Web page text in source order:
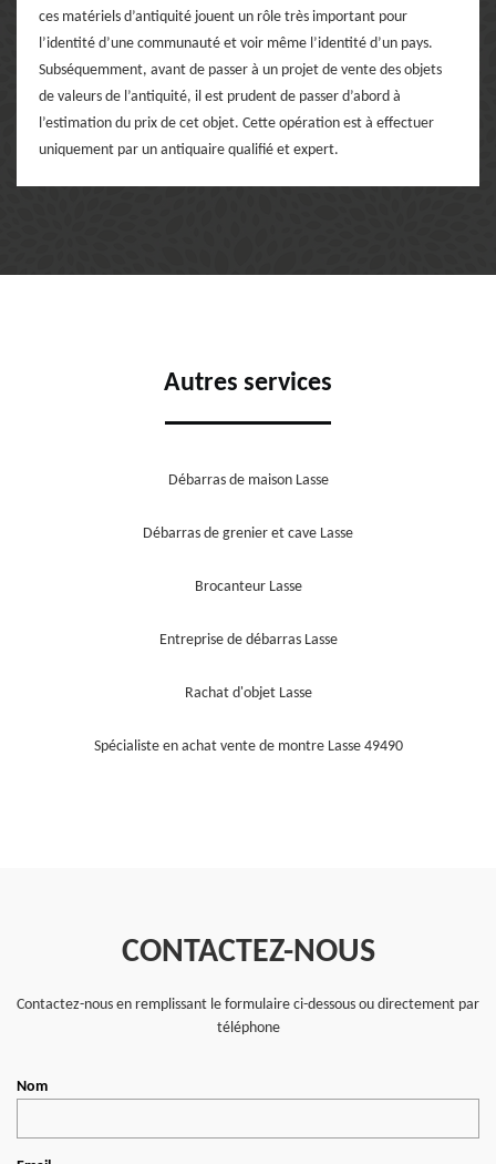
ces matériels d’antiquité jouent un rôle très important pour
l’identité d’une communauté et voir même l’identité d’un pays.
Subséquemment, avant de passer à un projet de vente des objets
de valeurs de l’antiquité, il est prudent de passer d’abord à
l’estimation du prix de cet objet. Cette opération est à effectuer
uniquement par un antiquaire qualifié et expert.
Autres services
Débarras de maison Lasse
Débarras de grenier et cave Lasse
Brocanteur Lasse
Entreprise de débarras Lasse
Rachat d'objet Lasse
Spécialiste en achat vente de montre Lasse 49490
CONTACTEZ-NOUS
Contactez-nous en remplissant le formulaire ci-dessous ou directement par
téléphone
Nom